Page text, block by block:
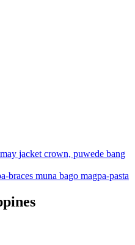
jacket crown, puwede bang
braces muna bago magpa-pasta